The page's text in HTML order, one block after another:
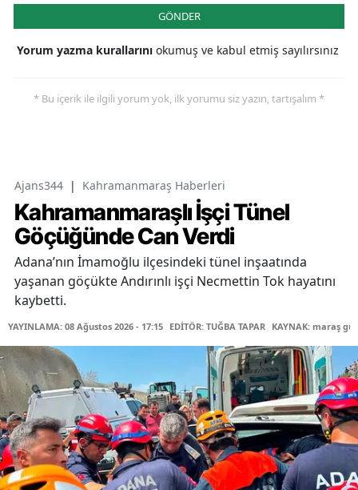
GÖNDER
Yorum yazma kurallarını okumuş ve kabul etmiş sayılırsınız
* Bu içerik ile ilgili yorum yok, ilk yorumu siz yazın, tartışalım *
Ajans344 | Kahramanmaraş Haberleri
Kahramanmaraşlı İşçi Tünel
Göçüğünde Can Verdi
Adana’nın İmamoğlu ilçesindeki tünel inşaatında
yaşanan göçükte Andırınlı işçi Necmettin Tok hayatını
kaybetti.
YAYINLAMA: 08 Ağustos 2026 - 17:15 EDİTÖR: TUĞBA TAPAR KAYNAK: maraş